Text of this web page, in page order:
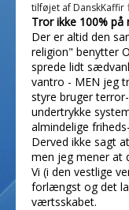
tilføjet af DanskKaffir
Tror ikke 100% på
Der er altid den
religion" benytter
sprede lidt
vantro - MEN jeg
styre bruger
undertrykke
almindelige
Derved ikke sagt
men jeg mener at
Vi (i den vestlige
forlængst og det
værtsskabet.